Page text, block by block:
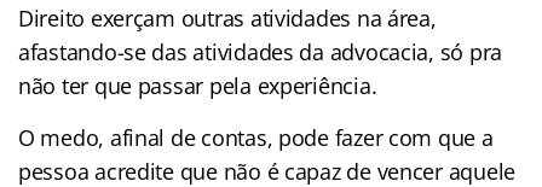
Direito exerçam outras atividades na área,
afastando-se das atividades da advocacia, só pra
não ter que passar pela experiência.
O medo, afinal de contas, pode fazer com que a
pessoa acredite que não é capaz de vencer aquele